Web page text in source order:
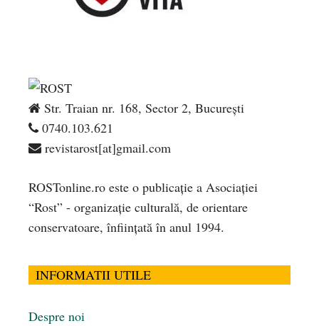
Str. Traian nr. 168, Sector 2, București
0740.103.621
revistarost[at]gmail.com
ROSTonline.ro este o publicaţie a Asociaţiei
“Rost” - organizaţie culturală, de orientare
conservatoare, înfiinţată în anul 1994.
INFORMATII UTILE
Despre noi